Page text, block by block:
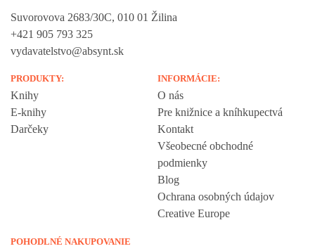
Suvorovova 2683/30C, 010 01 Žilina
+421 905 793 325
vydavatelstvo@absynt.sk
PRODUKTY:
Knihy
E-knihy
Darčeky
INFORMÁCIE:
O nás
Pre knižnice a kníhkupectvá
Kontakt
Všeobecné obchodné
podmienky
Blog
Ochrana osobných údajov
Creative Europe
POHODLNÉ NAKUPOVANIE